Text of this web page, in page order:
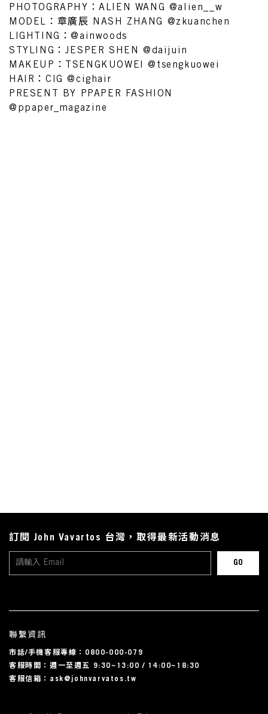
PHOTOGRAPHY：ALIEN WANG @alien__w
MODEL：章廣辰 NASH ZHANG @zkuanchen
LIGHTING：@ainwoods
STYLING：JESPER SHEN @daijuin
MAKEUP：TSENGKUOWEI @tsengkuowei
HAIR：CIG @cighair
PRESENT BY PPAPER FASHION
@ppaper_magazine
聯繫資訊
市話/手機客服專線：0800-000-079
客服時間：週一至週五 9:30~13:00 / 14:00~18:30
客服信箱：ask@johnvarvatos.tw
訂閱 John Vavartos 台灣，取得最新活動消息